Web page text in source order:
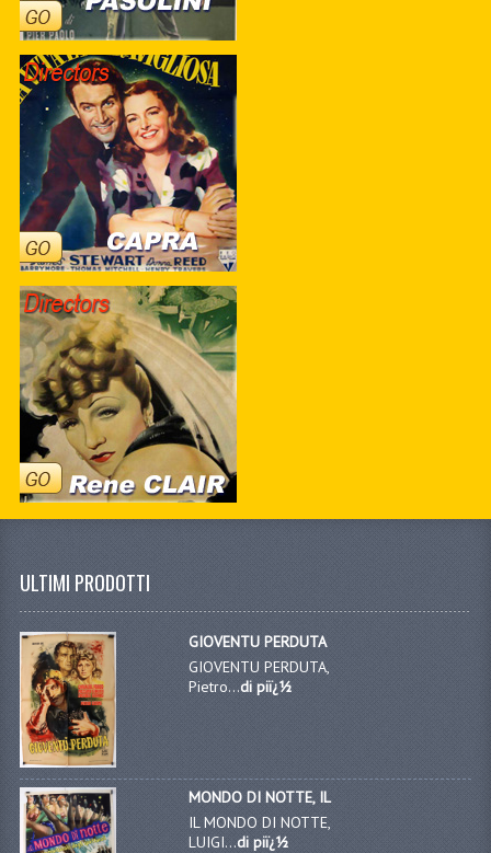
ULTIMI PRODOTTI
GIOVENTU PERDUTA
GIOVENTU PERDUTA,
Pietro...di piï¿½
MONDO DI NOTTE, IL
IL MONDO DI NOTTE,
LUIGI...di piï¿½